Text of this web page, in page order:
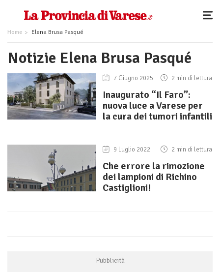
Home Elena Brusa Pasqué
Notizie Elena Brusa Pasqué
7 Giugno 2025 2 min di lettura
Inaugurato “Il Faro”:
nuova luce a Varese per
la cura dei tumori infantili
9 Luglio 2022 2 min di lettura
Che errore la rimozione
dei lampioni di Richino
Castiglioni!